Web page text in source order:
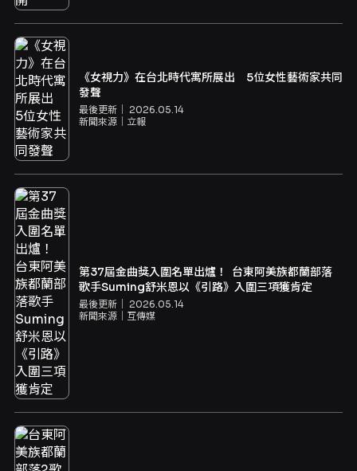
《女視力》在台北時代寓所展出 5位女性藝術家共同
發聲
最後更新｜ 2026.05.14
新聞來源｜ 立報
第37屆金曲獎入圍名單出爐！ 台東阿美族都蘭部落
歌手Suming舒米恩以《引路》入圍三項獲肯定
最後更新｜ 2026.05.14
新聞來源｜ 互傳媒